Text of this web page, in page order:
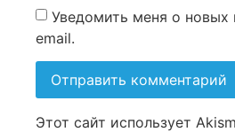
Уведомить меня о новых
email.
Этот сайт использует